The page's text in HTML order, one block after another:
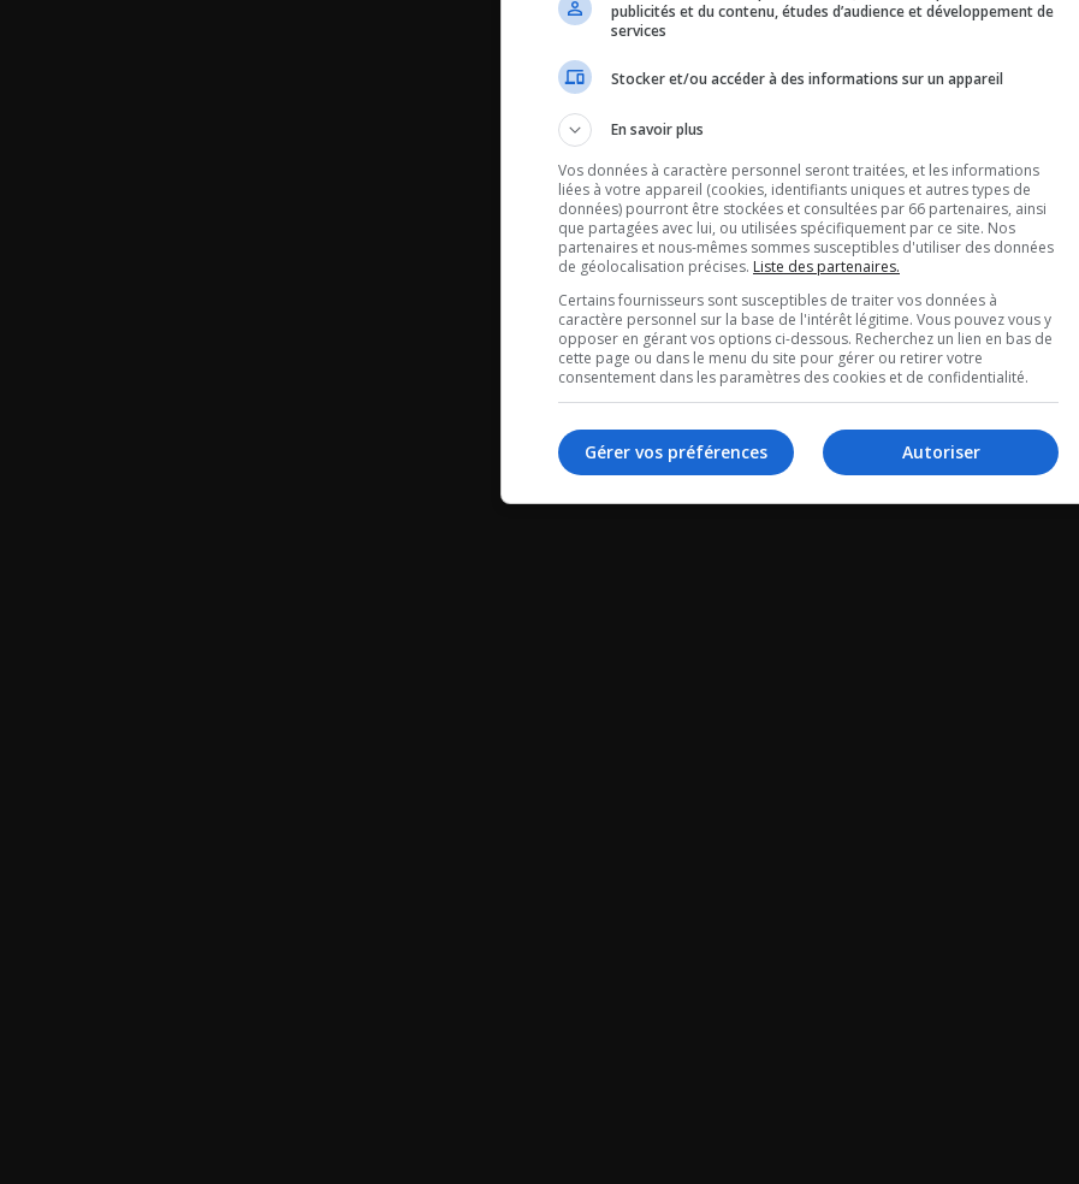
publicités et du contenu, études d’audience et développement de
services
Stocker et/ou accéder à des informations sur un appareil
En savoir plus
Vos données à caractère personnel seront traitées, et les informations
liées à votre appareil (cookies, identifiants uniques et autres types de
données) pourront être stockées et consultées par 66 partenaires, ainsi
que partagées avec lui, ou utilisées spécifiquement par ce site. Nos
partenaires et nous-mêmes sommes susceptibles d'utiliser des données
de géolocalisation précises. Liste des partenaires.
Certains fournisseurs sont susceptibles de traiter vos données à
caractère personnel sur la base de l'intérêt légitime. Vous pouvez vous y
opposer en gérant vos options ci-dessous. Recherchez un lien en bas de
cette page ou dans le menu du site pour gérer ou retirer votre
consentement dans les paramètres des cookies et de confidentialité.
Autoriser
Gérer vos préférences